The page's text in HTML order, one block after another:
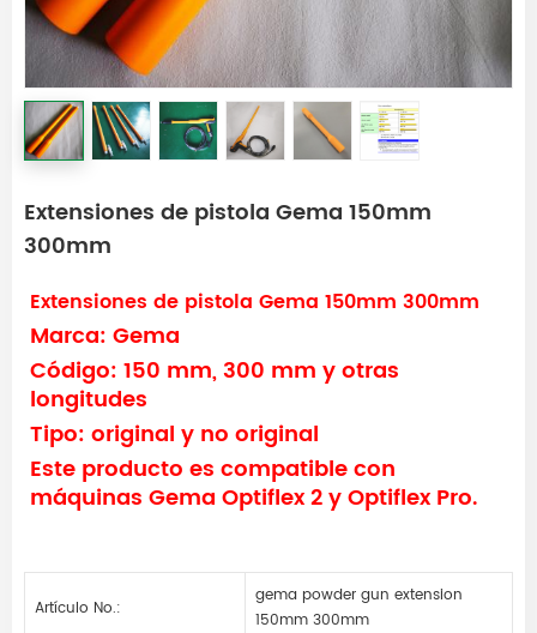
Extensiones de pistola Gema 150mm
300mm
Extensiones de pistola Gema 150mm 300mm
Marca: Gema
Código: 150 mm, 300 mm y otras
longitudes
Tipo: original y no original
Este producto es compatible con
máquinas Gema Optiflex 2 y Optiflex Pro.
Artículo No.:
gema powder gun extension
150mm 300mm